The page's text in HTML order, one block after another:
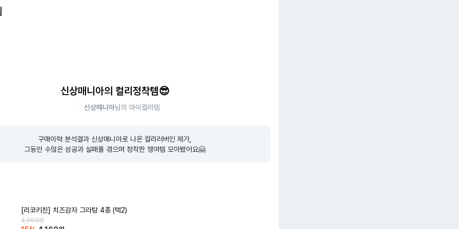
신상매니아의 컬리정착템😎
신상매니아님의 마이컬리템
구매이력 분석결과 신상매니아로 나온 컬리러버인 제가,
그동안 수많은 성공과 실패를 겪으며 정착한 쟁여템 모아봤어요🤗
[리코키친] 치즈감자 그라탕 4종 (택2)
4,900원